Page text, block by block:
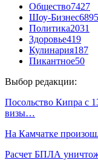
Общество7427
Шоу-Бизнес6895
Политика2031
Здоровье419
Кулинария187
Пикантное50
Выбор редакции:
Посольство Кипра с
визы…
На Камчатке
Расчет БПЛА